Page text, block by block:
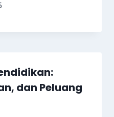
dan Peluang